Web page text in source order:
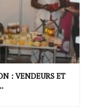
: VENDEURS ET